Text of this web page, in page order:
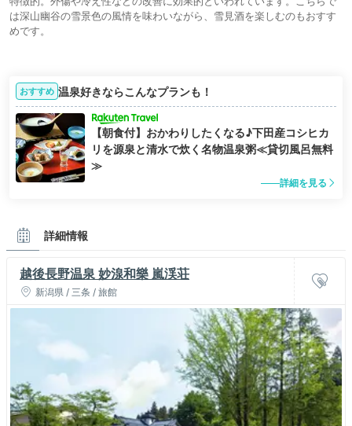
は深山幽谷の雪景色の風情を味わいながら、雪見酒を楽しむのもおすす
めです。
おすすめ 温泉好きならこんなプランも！
【朝食付】おかわりしたくなる♪下田産コシヒカ
リを源泉と清水で炊く名物温泉粥≪貸切風呂無料
≫
詳細を見る
詳細情報
越後長野温泉 妙湶和樂 嵐渓荘
新潟県 / 三条 / 旅館